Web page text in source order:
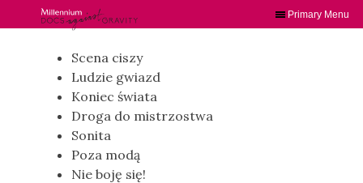
Primary Menu
Scena ciszy
Ludzie gwiazd
Koniec świata
Droga do mistrzostwa
Sonita
Poza modą
Nie boję się!